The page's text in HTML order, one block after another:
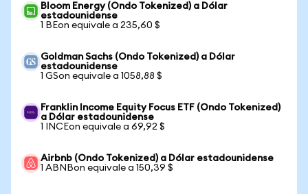
Bloom Energy (Ondo Tokenized) a Dólar
estadounidense
1 BEon equivale a 235,60 $
Goldman Sachs (Ondo Tokenized) a Dólar
estadounidense
1 GSon equivale a 1058,88 $
Franklin Income Equity Focus ETF (Ondo Tokenized)
a Dólar estadounidense
1 INCEon equivale a 69,92 $
Airbnb (Ondo Tokenized) a Dólar estadounidense
1 ABNBon equivale a 150,39 $